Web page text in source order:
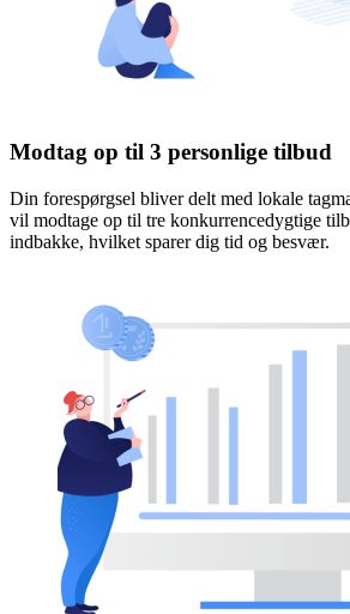
Modtag op til 3 personlige tilbud
Din forespørgsel bliver delt med lokale
vil modtage op til tre konkurrencedygtige
indbakke, hvilket sparer dig tid og besvær.